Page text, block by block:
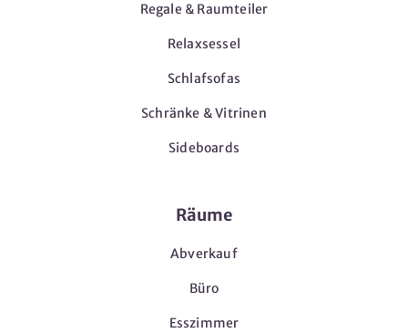
Regale & Raumteiler
Relaxsessel
Schlafsofas
Schränke & Vitrinen
Sideboards
Räume
Abverkauf
Büro
Esszimmer